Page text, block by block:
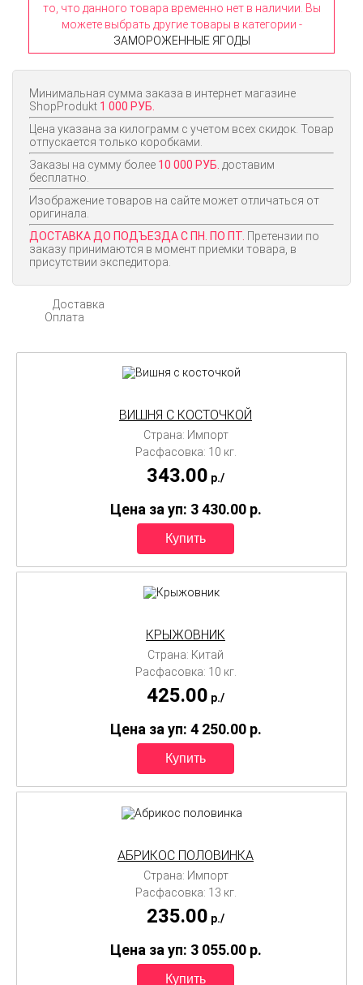
то, что данного товара временно нет в наличии. Вы
можете выбрать другие товары в категории -
ЗАМОРОЖЕННЫЕ ЯГОДЫ
Минимальная сумма заказа в интернет магазине
ShopProdukt 1 000 РУБ.
Цена указана за килограмм с учетом всех скидок. Товар
отпускается только коробками.
Заказы на сумму более 10 000 РУБ. доставим
бесплатно.
Изображение товаров на сайте может отличаться от
оригинала.
ДОСТАВКА ДО ПОДЪЕЗДА С ПН. ПО ПТ. Претензии по
заказу принимаются в момент приемки товара, в
присутствии экспедитора.
Доставка
Оплата
ВИШНЯ С КОСТОЧКОЙ
Страна: Импорт
Расфасовка: 10 кг.
343.00 p./
Цена за уп: 3 430.00 p.
КРЫЖОВНИК
Страна: Китай
Расфасовка: 10 кг.
425.00 p./
Цена за уп: 4 250.00 p.
АБРИКОС ПОЛОВИНКА
Страна: Импорт
Расфасовка: 13 кг.
235.00 p./
Цена за уп: 3 055.00 p.